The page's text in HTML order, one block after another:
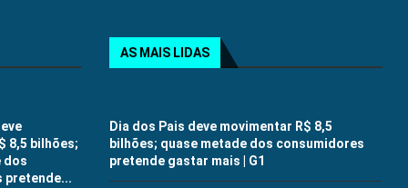
8,5 bilhões;
dos
pretende...
AS MAIS LIDAS
Dia dos Pais deve movimentar R$ 8,5
bilhões; quase metade dos consumidores
pretende gastar mais | G1